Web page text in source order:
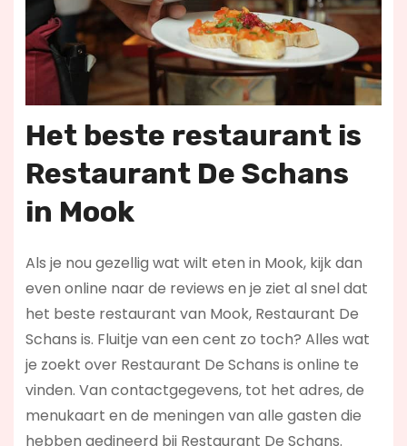
Het beste restaurant is
Restaurant De Schans
in Mook
Als je nou gezellig wat wilt eten in Mook, kijk dan
even online naar de reviews en je ziet al snel dat
het beste restaurant van Mook, Restaurant De
Schans is. Fluitje van een cent zo toch? Alles wat
je zoekt over Restaurant De Schans is online te
vinden. Van contactgegevens, tot het adres, de
menukaart en de meningen van alle gasten die
hebben gedineerd bij Restaurant De Schans.